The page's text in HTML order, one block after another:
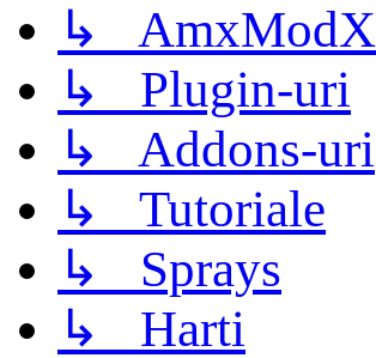
↳ AmxModX
↳ Plugin-uri
↳ Addons-uri
↳ Tutoriale
↳ Sprays
↳ Harti